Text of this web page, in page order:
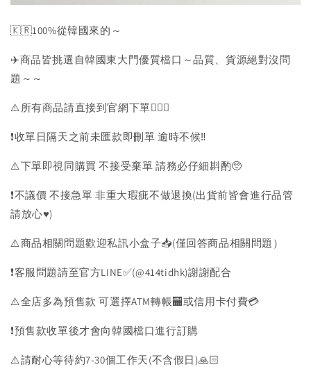
🇰🇷100%從韓國來的～
✈️商品皆挑選自韓國東大門優質檔口～品質、貨源絕對沒問
題～～
⚠️所有商品請直接到官網下單💁🏻‍♀️
❗️收單日隔天之前未匯款即刪單 逾時不候‼️
⚠️下單即視同購買 不接受棄單 請務必仔細斟酌🥺
❗️不議價 不接急單 非重大瑕疵不做退換(出貨前皆會進行品管
請放心♥️)
⚠️商品相關問題歡迎私訊小盒子📥(僅回答商品相關問題）
❗️客服問題請至官方LINE✅(@414tidhk)謝謝配合
⚠️全店多為預售款 可選擇ATM轉帳🏧或信用卡付費💳
❗️預售款收單後才會向韓國檔口進行訂購
⚠️請耐心等待約7-30個工作天(不含假日)🙏🏻